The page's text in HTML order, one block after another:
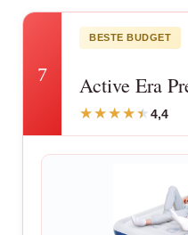
7
BESTE BUDGET
Active Era
4,4